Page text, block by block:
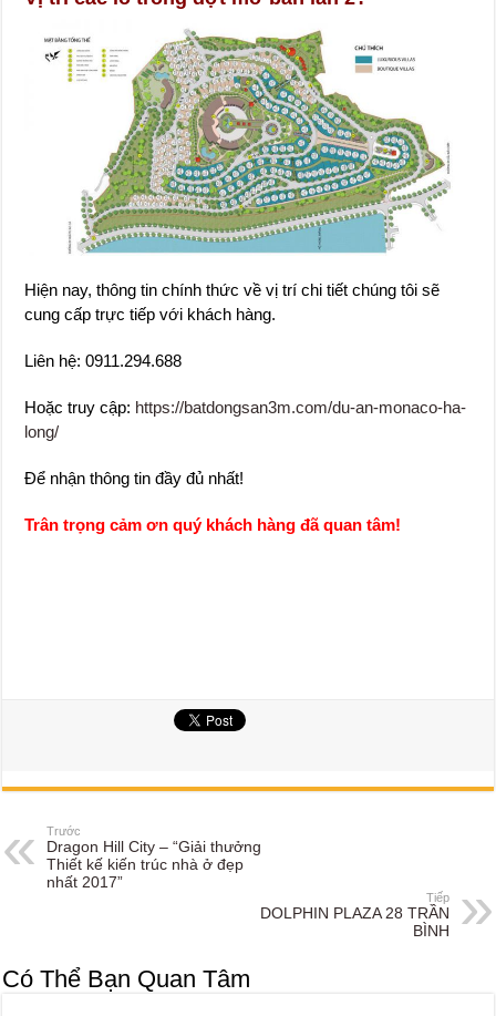
Hiện nay, thông tin chính thức về vị trí chi tiết chúng tôi sẽ
cung cấp trực tiếp với khách hàng.
Liên hệ: 0911.294.688
Hoặc truy cập: https://batdongsan3m.com/du-an-monaco-ha-
long/
Để nhận thông tin đầy đủ nhất!
Trân trọng cảm ơn quý khách hàng đã quan tâm!
Trước
Dragon Hill City – “Giải thưởng
Thiết kế kiến trúc nhà ở đẹp
nhất 2017”
Tiếp
DOLPHIN PLAZA 28 TRẦN
BÌNH
Có Thể Bạn Quan Tâm